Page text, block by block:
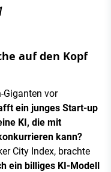
auf den Kopf
Giganten vor
ein junges Start-up
KI, die mit
kann?
City Index, brachte
ein billiges KI-Modell